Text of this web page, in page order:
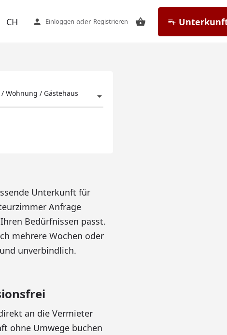
CH Einloggen oder Registrieren
Wohnung / Gästehaus
Unterkunft für
Anfrage
Bedürfnissen passt.
mehrere Wochen oder
unverbindlich.
an die Vermieter
ohne Umwege buchen